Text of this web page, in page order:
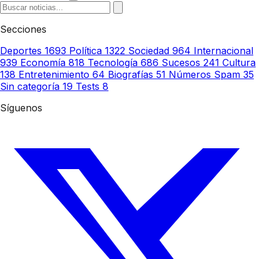
Secciones
Deportes 1693 Política 1322 Sociedad 964 Internacional
939 Economía 818 Tecnología 686 Sucesos 241 Cultura
138 Entretenimiento 64 Biografías 51 Números Spam 35
Sin categoría 19 Tests 8
Síguenos